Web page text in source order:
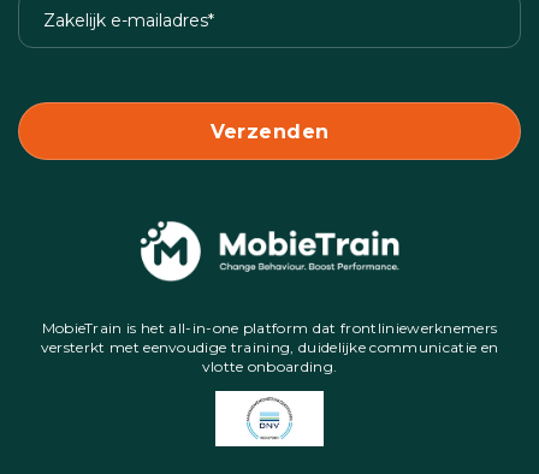
MobieTrain is het all-in-one platform dat frontliniewerknemers
versterkt met eenvoudige training, duidelijke communicatie en
vlotte onboarding.